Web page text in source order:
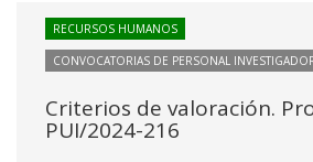
RECURSOS HUMANOS
CONVOCATORIAS DE PERSONAL
Criterios de valoración.
PUI/2024-216